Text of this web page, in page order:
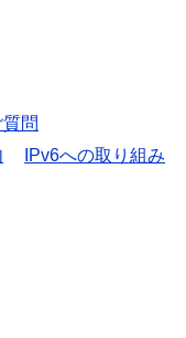
問
IPv6への取り組み